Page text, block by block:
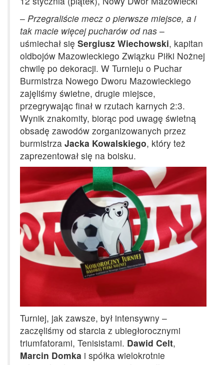
– Przegraliście mecz o pierwsze miejsce, a i
tak macie więcej pucharów od nas –
uśmiechał się Sergiusz Wiechowski, kapitan
oldbojów Mazowieckiego Związku Piłki Nożnej
chwilę po dekoracji. W Turnieju o Puchar
Burmistrza Nowego Dworu Mazowieckiego
zajęliśmy świetne, drugie miejsce,
przegrywając finał w rzutach karnych 2:3.
Wynik znakomity, biorąc pod uwagę świetną
obsadę zawodów zorganizowanych przez
burmistrza Jacka Kowalskiego, który też
zaprezentował się na boisku.
Turniej, jak zawsze, był intensywny –
zaczęliśmy od starcia z ubiegłorocznymi
triumfatorami, Tenisistami. Dawid Celt,
Marcin Domka i spółka wielokrotnie